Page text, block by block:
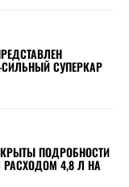
СУПЕРКАР
ПОДРОБНОСТИ
РАСХОДОМ 4,8 Л НА